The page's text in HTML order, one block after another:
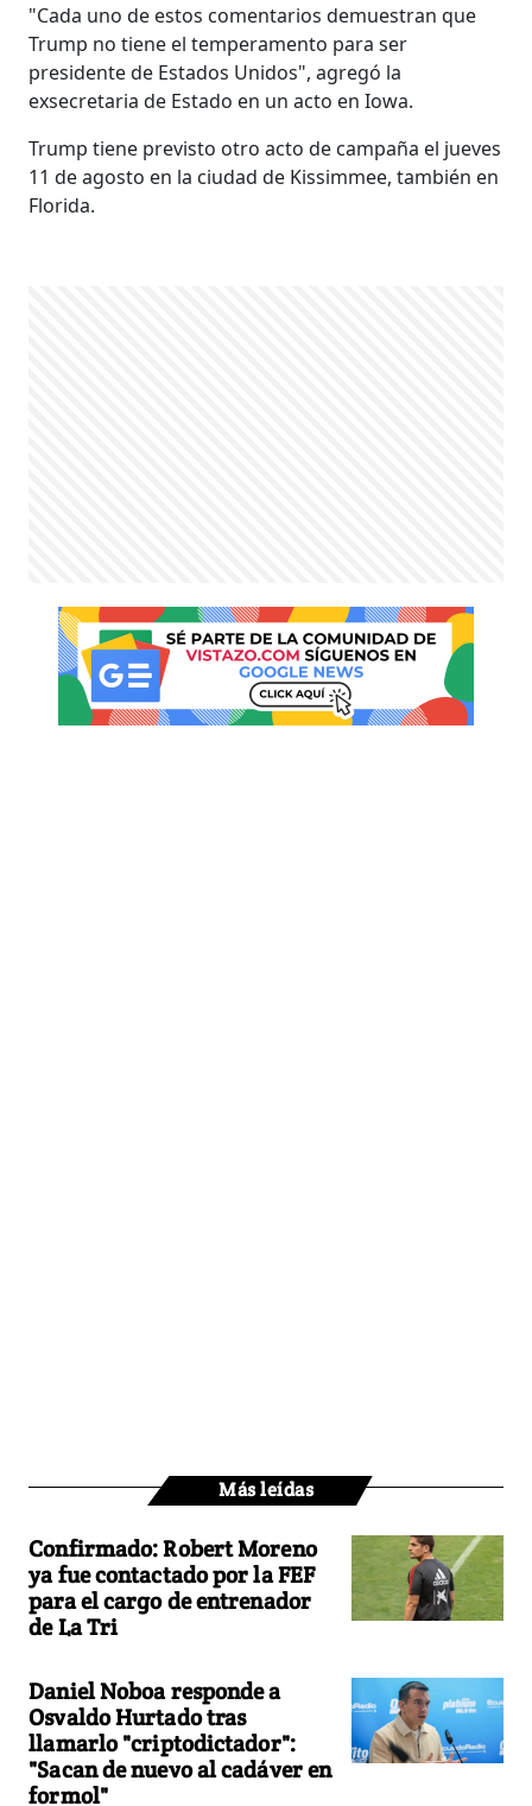
"Cada uno de estos comentarios demuestran que
Trump no tiene el temperamento para ser
presidente de Estados Unidos", agregó la
exsecretaria de Estado en un acto en Iowa.
Trump tiene previsto otro acto de campaña el jueves
11 de agosto en la ciudad de Kissimmee, también en
Florida.
Más leídas
Confirmado: Robert Moreno
ya fue contactado por la FEF
para el cargo de entrenador
de La Tri
Daniel Noboa responde a
Osvaldo Hurtado tras
llamarlo "criptodictador":
"Sacan de nuevo al cadáver en
formol"